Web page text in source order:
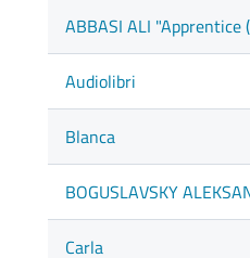
ABBASI ALI "Apprentice
Audiolibri
Blanca
BOGUSLAVSKY
Carla